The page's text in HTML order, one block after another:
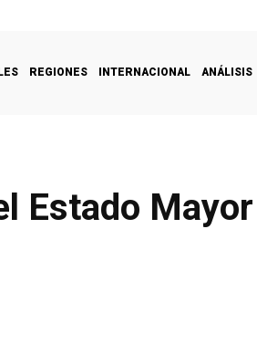
REGIONES INTERNACIONAL ANÁLISIS
Estado Mayor